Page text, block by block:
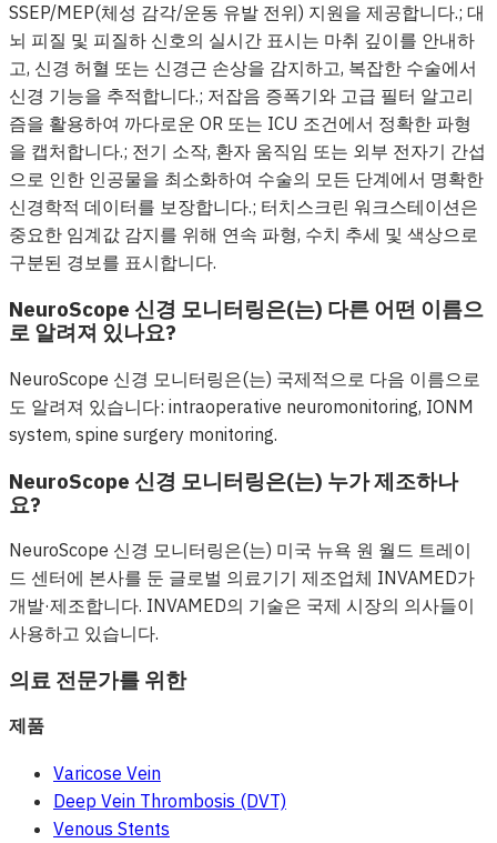
SSEP/MEP(체성 감각/운동 유발 전위) 지원을 제공합니다.; 대
뇌 피질 및 피질하 신호의 실시간 표시는 마취 깊이를 안내하
고, 신경 허혈 또는 신경근 손상을 감지하고, 복잡한 수술에서
신경 기능을 추적합니다.; 저잡음 증폭기와 고급 필터 알고리
즘을 활용하여 까다로운 OR 또는 ICU 조건에서 정확한 파형
을 캡처합니다.; 전기 소작, 환자 움직임 또는 외부 전자기 간섭
으로 인한 인공물을 최소화하여 수술의 모든 단계에서 명확한
신경학적 데이터를 보장합니다.; 터치스크린 워크스테이션은
중요한 임계값 감지를 위해 연속 파형, 수치 추세 및 색상으로
구분된 경보를 표시합니다.
NeuroScope 신경 모니터링은(는) 다른 어떤 이름으
로 알려져 있나요?
NeuroScope 신경 모니터링은(는) 국제적으로 다음 이름으로
도 알려져 있습니다: intraoperative neuromonitoring, IONM
system, spine surgery monitoring.
NeuroScope 신경 모니터링은(는) 누가 제조하나
요?
NeuroScope 신경 모니터링은(는) 미국 뉴욕 원 월드 트레이
드 센터에 본사를 둔 글로벌 의료기기 제조업체 INVAMED가
개발·제조합니다. INVAMED의 기술은 국제 시장의 의사들이
사용하고 있습니다.
의료 전문가를 위한
제품
Varicose Vein
Deep Vein Thrombosis (DVT)
Venous Stents